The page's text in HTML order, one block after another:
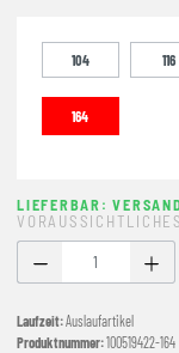
104 116
164
LIEFERBAR:
Produkt Anzahl:
Laufzeit:Auslaufartikel
Produktnummer:100519422-164